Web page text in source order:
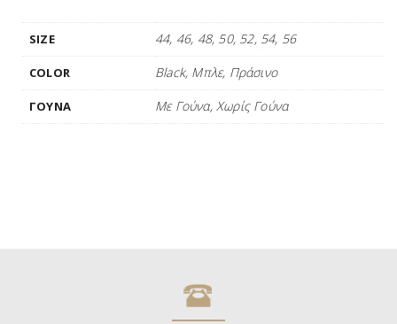
SIZE 44, 46, 48, 50, 52, 54, 56
COLOR Black, Μπλε, Πράσινο
ΓΟΥΝΑ Με Γούνα, Χωρίς Γούνα